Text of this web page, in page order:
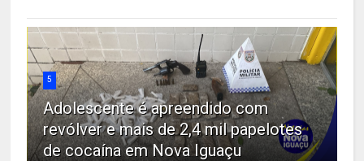
5
Adolescente é apreendido com
revólver e mais de 2,4 mil papelotes
de cocaína em Nova Iguaçu